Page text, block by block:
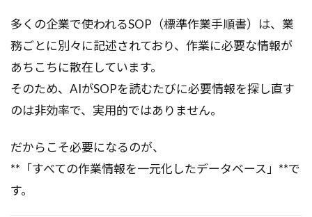
多くの企業で使われるSOP（標準作業手順書）は、業
務ごとに別々に記述されており、作業に必要な情報が
あちこちに散在しています。
そのため、AIがSOPを読むたびに必要情報を探し直す
のは非効率で、実用的ではありません。
だからこそ必要になるのが、
**「すべての作業情報を一元化したデータベース」**で
す。